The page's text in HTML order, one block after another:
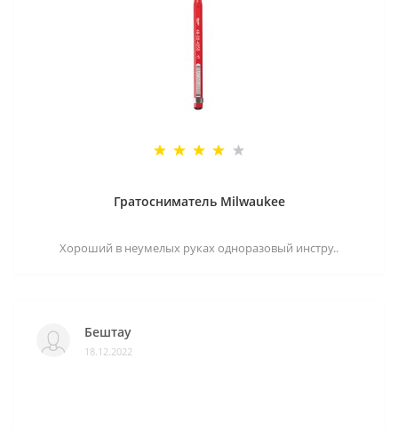
Гратосниматель Milwaukee
Хороший в неумелых руках одноразовый инстру..
Бештау
18.12.2022